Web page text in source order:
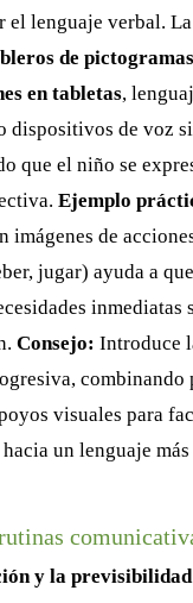
el lenguaje verbal.
de
en tabletas,
dispositivos de voz
que el niño se
Ejemplo
imágenes de
jugar) ayuda a
inmediatas
Consejo: Introduce
combinando
visuales para
un lenguaje
y la previsibilidad